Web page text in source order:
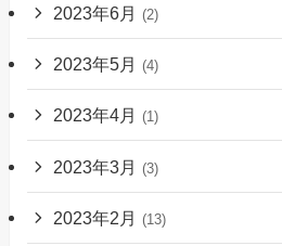
2023年6月 (2)
2023年5月 (4)
2023年4月 (1)
2023年3月 (3)
2023年2月 (13)